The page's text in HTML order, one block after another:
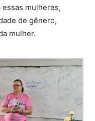
mulheres,
de gênero,
mulher.